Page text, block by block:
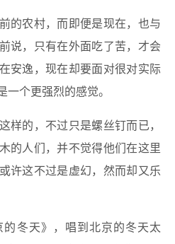
的农村，而即便是现在，也与
说，只有在外面吃了苦，才会
安逸，现在却要面对很对实际
一个更强烈的感觉。
样的，不过只是螺丝钉而已，
的人们，并不觉得他们在这里
许这不过是虚幻，然而却又乐
冬天》，唱到北京的冬天太